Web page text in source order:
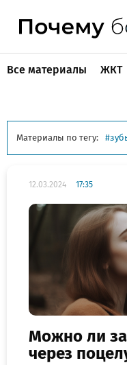
Все материалы ЖКТ
Материалы по тегу:
12.03.2024 17:35
Можно ли
через